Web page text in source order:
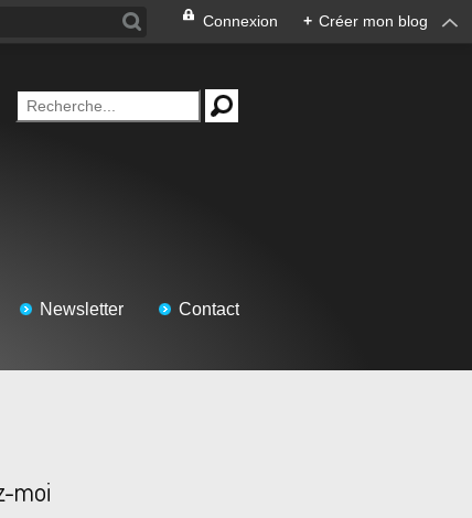
Connexion + Créer mon blog
Newsletter Contact
moi